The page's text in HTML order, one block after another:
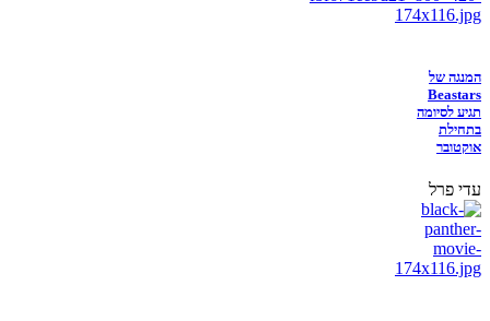
המנגה של
Beastars
תגיע לסיומה
בתחילת
אוקטובר
עדי פרל